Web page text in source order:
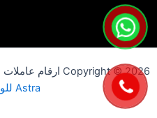
Copyright © 2026 ارقام عاملات مساج الرياض | Powered by
Astra للووردبريس